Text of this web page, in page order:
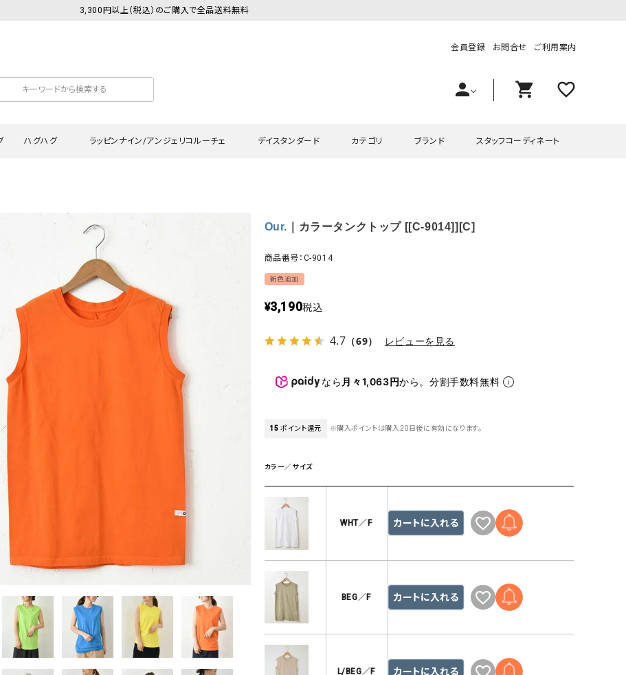
3,300円以上（税込）のご購入で全品送料無料
会員登録 お問合せ ご利用案内
person shopping_cart favorite_outline
ハグハグ
プ・キャミソール
・パーカー
チュニック
パンツ
ツ
ロング・マキシ丈
ラッピンナイン/アンジェリコルーチェ
シャツ・ブラウス
カーディガン
ニット
タンクトップ・キャミソール
その他スカート
デイスタンダード
カーディガン・ベスト
シャツ・ブラウス
スウェット・パーカー
チュニック
その他スカート
帽子
ソックス・その他雑貨
カテゴリ
ワンピース・チュニック
サロペット・オーバーオール
グッズ
ワンピース・チュニック
グッズ
ブランド
ラッピンナイン/アンジェリコルーチェ
Wrapin nine9（ラッピンナイン）
08mab(ゼロハチマブ)
オ）
ーパーセントリノ）
Ampersand（アンパサンド）
Antiquite's（アンティークス）
スタッフコーディネート
Our. ｜カラータンクトップ [[C-9014]][C]
商品番号：C-9014
新色追加
¥3,190税込
4.7 （69） レビューを見る
なら 月々1,063円から。分割手数料無料
15 ポイント還元 ※購入ポイントは購入20日後に有効になります。
カラー／サイズ
WHT／F カートに入れる
BEG／F カートに入れる
L/BEG／F カートに入れる